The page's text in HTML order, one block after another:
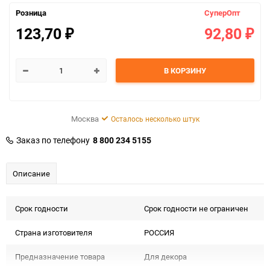
Розница
123,70 ₽
СуперОпт
92,80 ₽
В КОРЗИНУ
Москва Осталось несколько штук
Заказ по телефону 8 800 234 5155
Описание
Срок годности Срок годности не ограничен
Страна изготовителя РОССИЯ
Предназначение товара Для декора